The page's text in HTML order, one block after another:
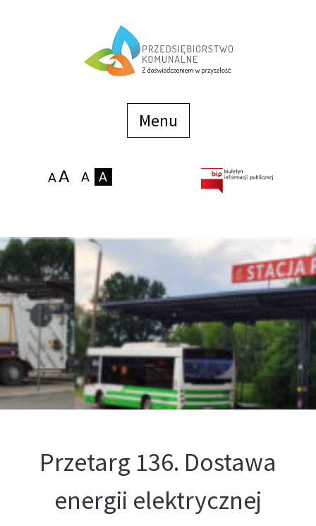
Menu
Zakłady
Podaj stan wodomierza
Kontakt
Oferta
Przetarg 136. Dostawa
energii elektrycznej